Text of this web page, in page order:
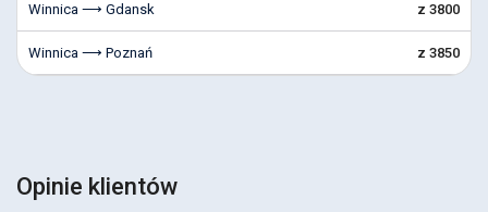
Winnica ⟶ Gdansk z 3800
Winnica ⟶ Poznań z 3850
Opinie klientów